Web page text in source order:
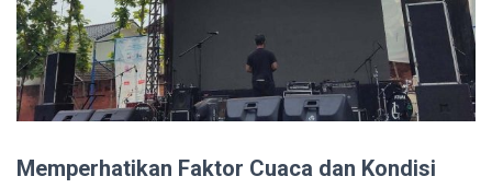
Memperhatikan Faktor Cuaca dan Kondisi